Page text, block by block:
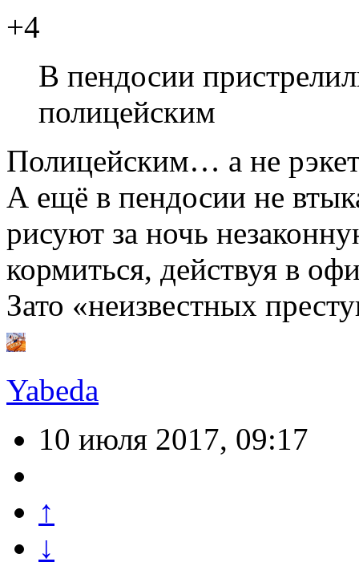
+4
В пендосии
полицейским
Полицейским… а не
А ещё в пендосии не
рисуют за ночь
кормиться, действуя в
Зато «неизвестных
Yabeda
10 июля 2017, 09:17
↑
↓